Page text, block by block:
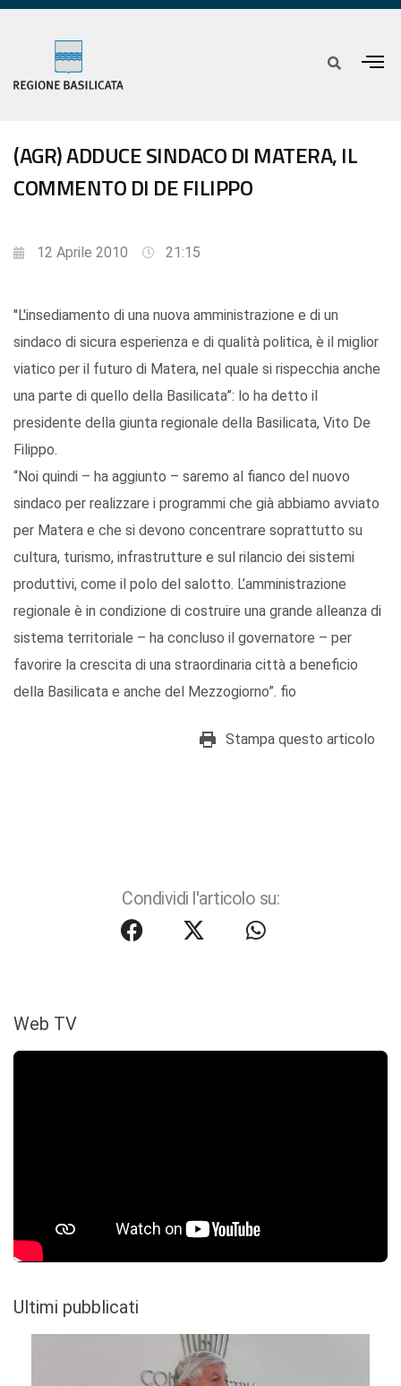
(AGR) ADDUCE SINDACO DI MATERA, IL
COMMENTO DI DE FILIPPO
12 Aprile 2010 21:15
''L'insediamento di una nuova amministrazione e di un
sindaco di sicura esperienza e di qualità politica, è il miglior
viatico per il futuro di Matera, nel quale si rispecchia anche
una parte di quello della Basilicata”: lo ha detto il
presidente della giunta regionale della Basilicata, Vito De
Filippo.
“Noi quindi – ha aggiunto – saremo al fianco del nuovo
sindaco per realizzare i programmi che già abbiamo avviato
per Matera e che si devono concentrare soprattutto su
cultura, turismo, infrastrutture e sul rilancio dei sistemi
produttivi, come il polo del salotto. L’amministrazione
regionale è in condizione di costruire una grande alleanza di
sistema territoriale – ha concluso il governatore – per
favorire la crescita di una straordinaria città a beneficio
della Basilicata e anche del Mezzogiorno”. fio
Stampa questo articolo
Condividi l'articolo su:
Web TV
Ultimi pubblicati